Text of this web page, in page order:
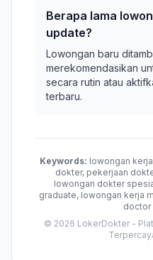
Berapa lama
update?
Lowongan baru
merekomendasikan
secara rutin atau
terbaru.
Keywords: lowongan
dokter, pekerjaan
lowongan dokter
graduate, lowongan kerja
doctor
© 2026 LokerDokter -